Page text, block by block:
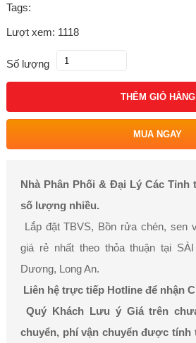
Tags:
Lượt xem: 1118
Số lượng
THÊM GIỎ HÀNG
MUA NGAY
Nhà Phân Phối & Đại Lý Các Tỉnh
số lượng nhiều.
Lắp đặt TBVS, Bồn rửa chén, sen
giá rẻ nhất theo thỏa thuận tại
Dương, Long An.
Liên hệ trực tiếp Hotline để nhận
Quý Khách Lưu ý Giá trên
chuyển, phí vận chuyển được tính